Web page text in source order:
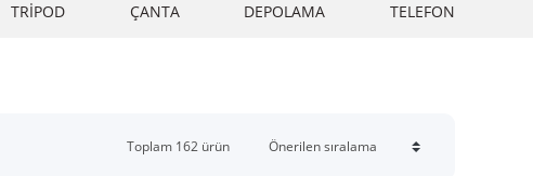
TRİPOD ÇANTA DEPOLAMA TELEFON
Toplam 162 ürün